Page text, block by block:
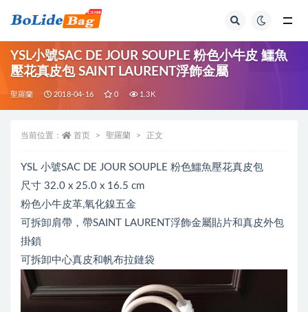
YSL小號SAC DE JOUR SOUPLE 粉色小牛皮 鱷魚
壓花真皮包 SAINT LAURENT浮飾金屬
聖羅蘭 2018-04-16 0 1.3K
当前位置： 首页 聖羅蘭 正文
YSL 小號SAC DE JOUR SOUPLE 粉色鱷魚壓花真皮包
尺寸 32.0 x 25.0 x 16.5 cm
粉色小牛皮革,氧化鎳五金
可拆卸肩帶，帶SAINT LAURENT浮飾金屬貼片和真皮外包
掛鎖
可拆卸中心真皮和帆布拉鏈袋